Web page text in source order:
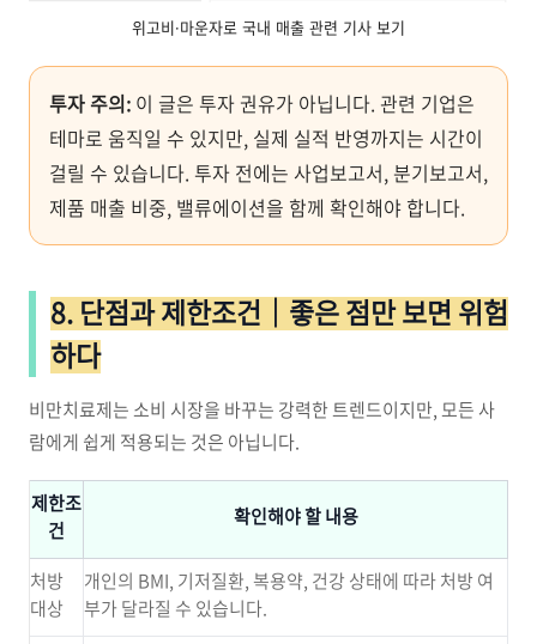
위고비·마운자로 국내 매출 관련 기사 보기
투자 주의: 이 글은 투자 권유가 아닙니다. 관련 기업은
테마로 움직일 수 있지만, 실제 실적 반영까지는 시간이
걸릴 수 있습니다. 투자 전에는 사업보고서, 분기보고서,
제품 매출 비중, 밸류에이션을 함께 확인해야 합니다.
8. 단점과 제한조건｜좋은 점만 보면 위험
하다
비만치료제는 소비 시장을 바꾸는 강력한 트렌드이지만, 모든 사
람에게 쉽게 적용되는 것은 아닙니다.
제한조
건
확인해야 할 내용
처방
대상
개인의 BMI, 기저질환, 복용약, 건강 상태에 따라 처방 여
부가 달라질 수 있습니다.